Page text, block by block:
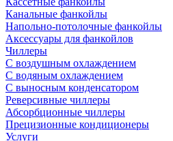
Канальные фанкойлы
Напольно-потолочные фанкойлы
Аксессуары для фанкойлов
Чиллеры
С воздушным охлаждением
С водяным охлаждением
С выносным конденсатором
Реверсивные чиллеры
Абсорбционные чиллеры
Прецизионные кондиционеры
Услуги